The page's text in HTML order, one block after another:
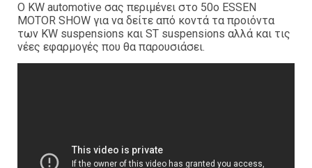
Ο KW automotive σας περιμένει στο 50ο ESSEN
MOTOR SHOW για να δείτε από κοντά τα προιόντα
των KW suspensions και ST suspensions αλλά και τις
νέες εφαρμογές που θα παρουσιάσει.